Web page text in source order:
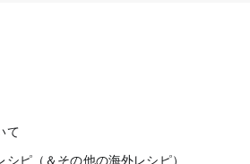
て
ピ（＆その他の海外レシピ）